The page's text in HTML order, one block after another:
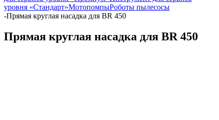
уровня «Стандарт»МотопомпыРоботы пылесосы
-Прямая круглая насадка для BR 450
Прямая круглая насадка для BR 450